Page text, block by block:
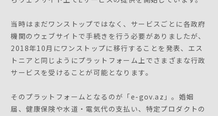
当時はまだワンストップではなく、サービスごとに各政府
機関のウェブサイトで手続きを行う必要がありましたが、
2018年10月にワンストップに移行することを発表、エス
トニアと同じようにプラットフォーム上でさまざまな行政
サービスを受けることが可能となります。
そのプラットフォームとなるのが「e-gov.az」。婚姻
届、健康保険や水道・電気代の支払い、特定プロダクトの